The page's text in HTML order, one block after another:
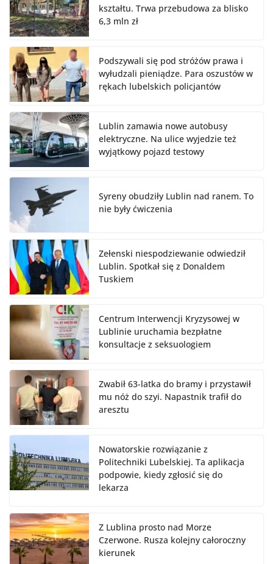
kształtu. Trwa przebudowa za blisko
6,3 mln zł
Podszywali się pod stróżów prawa i
wyłudzali pieniądze. Para oszustów w
rękach lubelskich policjantów
Lublin zamawia nowe autobusy
elektryczne. Na ulice wyjedzie też
wyjątkowy pojazd testowy
Syreny obudziły Lublin nad ranem. To
nie były ćwiczenia
Zełenski niespodziewanie odwiedził
Lublin. Spotkał się z Donaldem
Tuskiem
Centrum Interwencji Kryzysowej w
Lublinie uruchamia bezpłatne
konsultacje z seksuologiem
Zwabił 63-latka do bramy i przystawił
mu nóż do szyi. Napastnik trafił do
aresztu
Nowatorskie rozwiązanie z
Politechniki Lubelskiej. Ta aplikacja
podpowie, kiedy zgłosić się do
lekarza
Z Lublina prosto nad Morze
Czerwone. Rusza kolejny całoroczny
kierunek